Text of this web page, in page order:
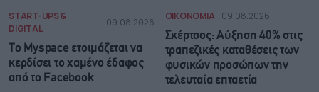
START-UPS &
DIGITAL
09.08.2026
Το Myspace ετοιμάζεται να
κερδίσει το χαμένο έδαφος
από το Facebook
ΟΙΚΟΝΟΜΙΑ 09.08.2026
Σκέρτσος: Αύξηση 40% στις
τραπεζικές καταθέσεις των
φυσικών προσώπων την
τελευταία επταετία